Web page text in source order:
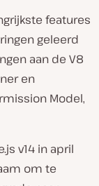
features
geleerd
aan de V8
en
Model,
v14 in april
om te